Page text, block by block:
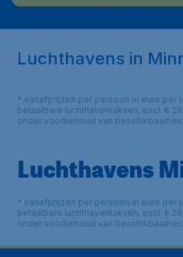
Luchthavens in
* vanafprijzen per persoon in euro per
betaalbare luchthaventaksen, excl. €
onder voorbehoud van
Luchthavens
* vanafprijzen per persoon in euro per
betaalbare luchthaventaksen, excl. €
onder voorbehoud van